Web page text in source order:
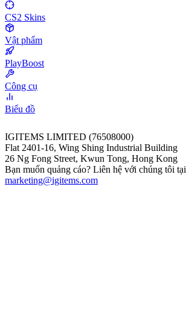
CS2 Skins
Vật phẩm
PlayBoost
Công cụ
Biểu đồ
IGITEMS LIMITED (76508000)
Flat 2401-16, Wing Shing Industrial Building
26 Ng Fong Street, Kwun Tong, Hong Kong
Bạn muốn quảng cáo? Liên hệ với chúng tôi tại
marketing@igitems.com